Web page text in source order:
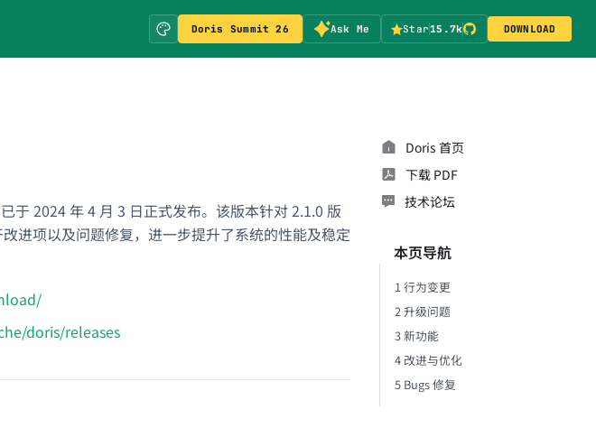
Doris Summit 26 Ask Me Star15.7k DOWNLOAD
于 2024 年 4 月 3 日正式发布。该版本针对 2.1.0 版
进项以及问题修复，进一步提升了系统的性能及稳定
doris/releases
Doris 首页
下载 PDF
技术论坛
本页导航
1 行为变更
2 升级问题
3 新功能
4 改进与优化
5 Bugs 修复